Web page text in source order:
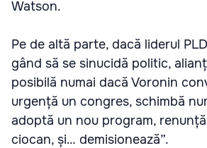
Watson.
Pe de altă parte, dacă liderul
gând să se sinucidă politic,
posibilă numai dacă Voronin
urgență un congres, schimbă
adoptă un nou program,
ciocan, și… demisionează”.